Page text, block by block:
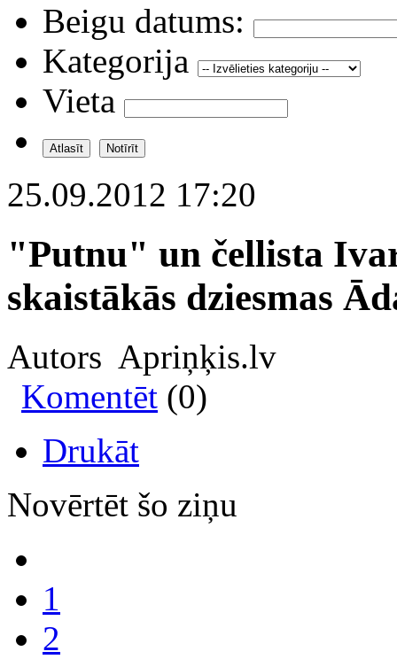
Beigu datums:
Kategorija
Vieta
25.09.2012 17:20
"Putnu" un čellista
skaistākās dziesmas
Autors Apriņķis.lv
Komentēt (0)
Drukāt
Novērtēt šo ziņu
1
2